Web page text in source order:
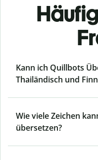
Kann ich Quillbots
Thailändisch und
Wie viele Zeichen
übersetzen?